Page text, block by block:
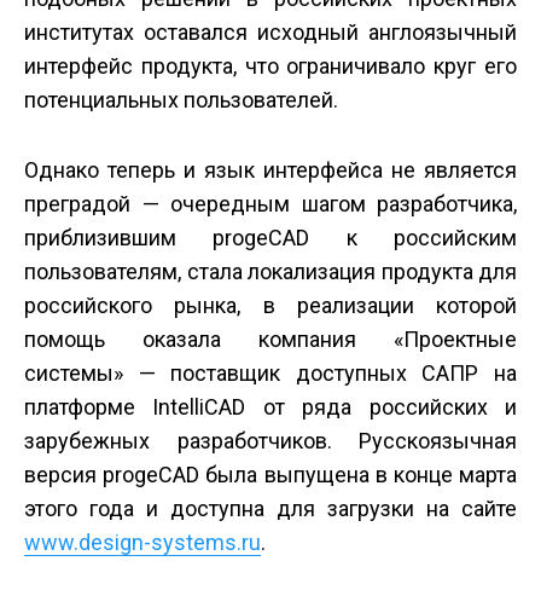
институтах оставался исходный англоязычный
интерфейс продукта, что ограничивало круг его
потенциальных пользователей.
Однако теперь и язык интерфейса не является
преградой — очередным шагом разработчика,
приблизившим progeCAD к российским
пользователям, стала локализация продукта для
российского рынка, в реализации которой
помощь оказала компания «Проектные
системы» — поставщик доступных САПР на
платформе IntelliCAD от ряда российских и
зарубежных разработчиков. Русскоязычная
версия progeCAD была выпущена в конце марта
этого года и доступна для загрузки на сайте
www.design-systems.ru.